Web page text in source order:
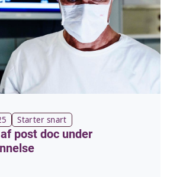
Starter snart
post doc under